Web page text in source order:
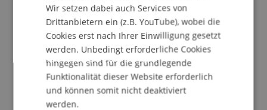
School/Professur:
Veranstaltungsdetails
Wir setzen dabei auch Services von
Drittanbietern ein (z.B. YouTube), wobei die
Cookies erst nach Ihrer Einwilligung gesetzt
werden. Unbedingt erforderliche Cookies
hingegen sind für die grundlegende
Funktionalität dieser Website erforderlich
und können somit nicht deaktiviert
werden.